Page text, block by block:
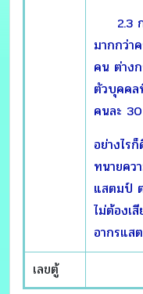
2.3 ก
มากกว่า
คน ต่าง
ตัวบุคคล
คนละ
อย่างไร
ทนายคว
แสตมป์
ไม่ต้องเ
อากรแส
เลขตู้